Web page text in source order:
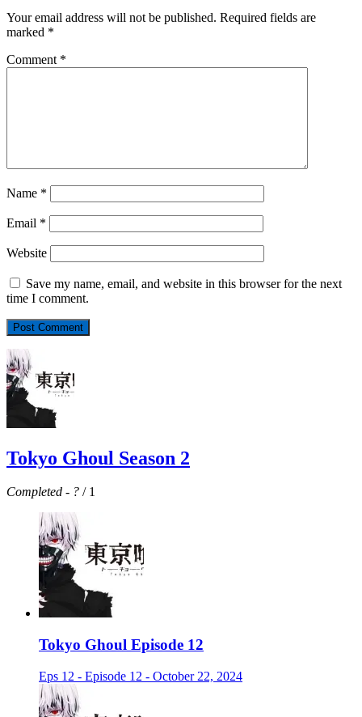
Your email address will not be published. Required fields are
marked *
Comment *
Name *
Email *
Website
Save my name, email, and website in this browser for the next
time I comment.
Tokyo Ghoul Season 2
Completed - ? / 1
Tokyo Ghoul Episode 12
Eps 12 - Episode 12 - October 22, 2024